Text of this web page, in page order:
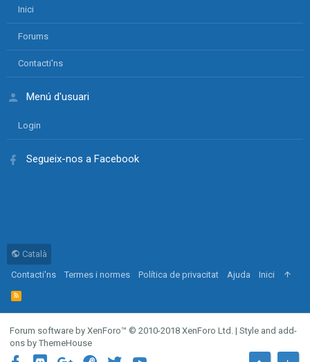
Inici
Forums
Contacti'ns
Menú d'usuari
Login
Segueix-nos a Facebook
Català
Contacti'ns
Termes i normes Política de privacitat Ajuda Inici
R
S
S
Forum software by XenForo™ © 2010-2018 XenForo Ltd. | Style and add-
ons by ThemeHouse